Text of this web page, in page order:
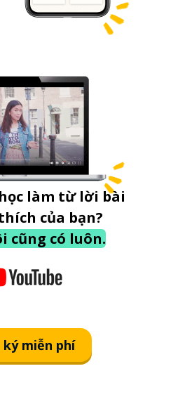
làm từ lời bài
của bạn?
cũng có luôn.
miễn phí